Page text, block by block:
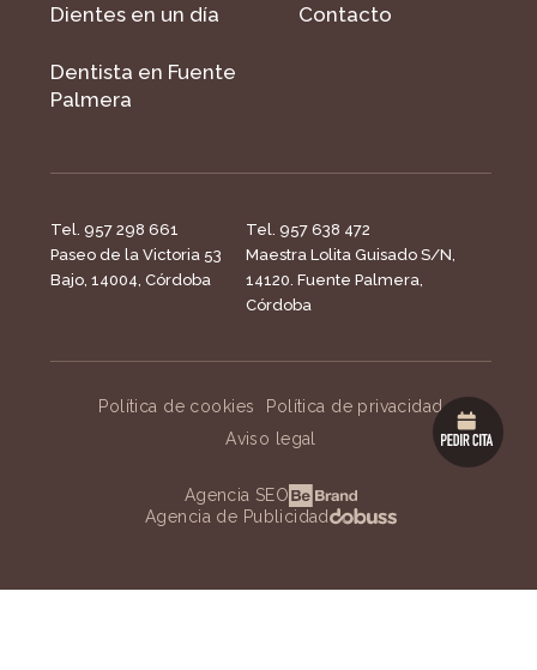
Dientes en un día Contacto
Dentista en Fuente
Palmera
Tel. 957 298 661
Paseo de la Victoria 53
Bajo, 14004, Córdoba
Tel. 957 638 472
Maestra Lolita Guisado S/N,
14120. Fuente Palmera,
Córdoba
Política de cookies
Política de privacidad
Aviso legal
Agencia SEO
Agencia de Publicidad